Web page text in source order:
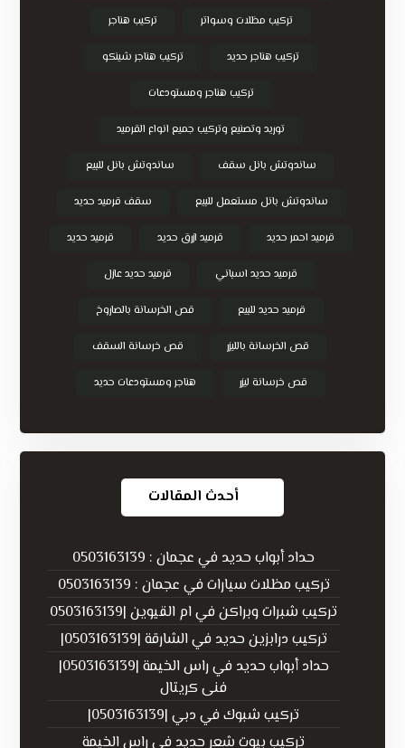
تركيب مظلات وسواتر تركيب هناجر
تركيب هناجر حديد تركيب هناجر شينكو
تركيب هناجر ومستودعات
توريد وتصنيع وتركيب جميع انواع القرميد
ساندوتش بانل سقف ساندوتش بانل للبيع
ساندوتش بانل مستعمل للبيع سقف قرميد حديد
قرميد احمر حديد قرميد ازرق حديد قرميد حديد
قرميد حديد اسباني قرميد حديد عازل
قرميد حديد للبيع قص الخرسانة بالصاروخ
قص الخرسانة بالليزر قص خرسانة السقف
قص خرسانة ليزر هناجر ومستودعات حديد
أحدث المقالات
حداد أبواب حديد في عجمان : 0503163139
تركيب مظلات سيارات في عجمان : 0503163139
تركيب شبرات وبراكن في ام القيوين |0503163139
تركيب درابزين حديد في الشارقة |0503163139|
حداد أبواب حديد في راس الخيمة |0503163139|
فنى كريتال
تركيب شبوك في دبي |0503163139|
تركيب بيوت شعر حديد في راس الخيمة